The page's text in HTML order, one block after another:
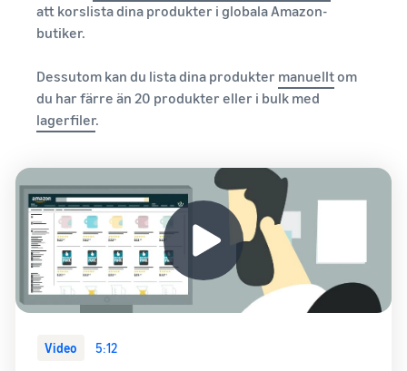
att korslista dina produkter i globala Amazon-
butiker.
Dessutom kan du lista dina produkter manuelltom
du har färre än 20 produkter eller i bulk med
lagerfiler.
Video 5:12